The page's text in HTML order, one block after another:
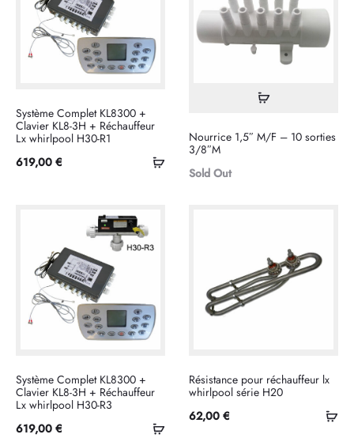
Ajouter
Système Complet KL8300 +
Clavier KL8-3H + Réchauffeur
Lx whirlpool H30-R1
619,00 €
Lire
suite
Nourrice 1,5″ M/F – 10 sorties
3/8″M
Sold Out
Ajouter
Système Complet KL8300 +
Clavier KL8-3H + Réchauffeur
Lx whirlpool H30-R3
619,00 €
Résistance pour réchauffeur lx
whirlpool série H20
62,00 €